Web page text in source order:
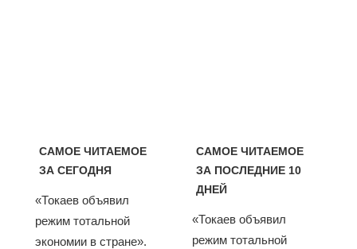
САМОЕ ЧИТАЕМОЕ
ЗА СЕГОДНЯ
«Токаев объявил
режим тотальной
экономии в стране».
САМОЕ ЧИТАЕМОЕ
ЗА ПОСЛЕДНИЕ 10
ДНЕЙ
«Токаев объявил
режим тотальной